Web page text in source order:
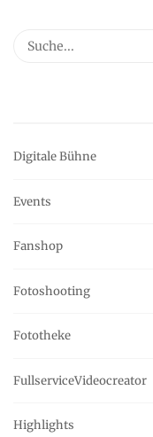
Digitale Bühne
Events
Fanshop
Fotoshooting
Fototheke
FullserviceVideocreator
Highlights